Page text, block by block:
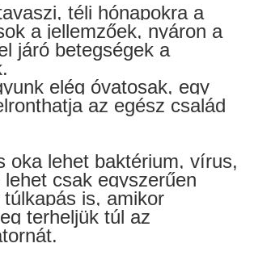
téli hónapokra a
a jellemzőek, nyáron a
járó betegségek a
elég óvatosak, egy
az egész család
oka lehet baktérium, vírus,
csak egyszerűen
is, amikor
terheljük túl az